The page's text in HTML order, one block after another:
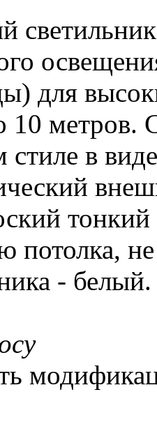
для
10 метров.
стиле в
тонкий
потолка,
-